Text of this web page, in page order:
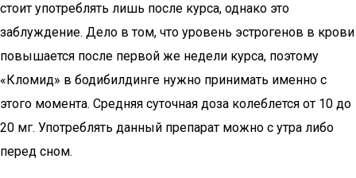
стоит употреблять лишь после курса, однако это
заблуждение. Дело в том, что уровень эстрогенов в крови
повышается после первой же недели курса, поэтому
«Кломид» в бодибилдинге нужно принимать именно с
этого момента. Средняя суточная доза колеблется от 10 до
20 мг. Употреблять данный препарат можно с утра либо
перед сном.